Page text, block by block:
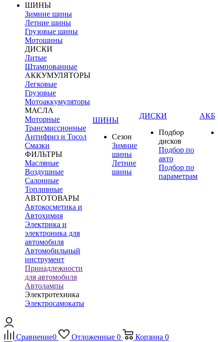
ШИНЫ
Зимние шины
Летние шины
Грузовые шины
Мотошины
ДИСКИ
Литые
Штампованные
АККУМУЛЯТОРЫ
Легковые
Грузовые
Мотоаккумуляторы
МАСЛА
Моторные
Трансмиссионные
Антифриз и Тосол
Смазки
ФИЛЬТРЫ
Масляные
Воздушные
Салонные
Топливные
АВТОТОВАРЫ
Автокосметика и
Автохимия
Электрика и
электроника для
автомобиля
Автомобильный
инструмент
Принадлежности
для автомобиля
Автолампы
Электротехника
Электросамокаты
ШИНЫ
Сезон
Зимние
шины
Летние
шины
ДИСКИ
Подбор
дисков
Подбор по
авто
Подбор по
параметрам
АКБ
Сравнение0 Отложенные 0 Корзина 0